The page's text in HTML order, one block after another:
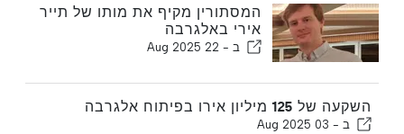
המסתורין מקיף את מותו של תייר
אירי באלגרבה
ב - 22 Aug 2025
השקעה של 125 מיליון אירו בפיתוח אלגרבה
ב - 03 Aug 2025